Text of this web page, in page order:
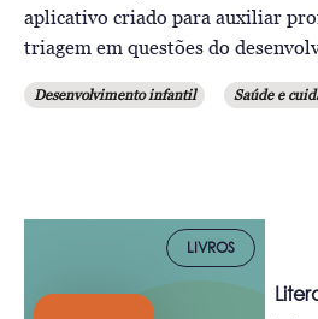
aplicativo criado para auxiliar
triagem em questões do
Desenvolvimento infantil Saúde e
LIVROS